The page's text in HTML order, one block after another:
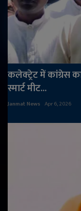
कलेक्ट्रेट में कांग्रेस
स्मार्ट मीट...
Janmat News Apr 6, 2026